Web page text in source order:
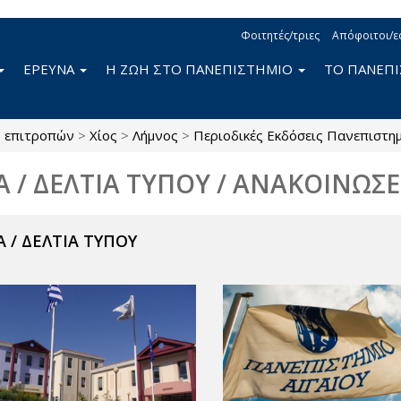
Φοιτητές/τριες Απόφοιτοι/
ΕΡΕΥΝΑ Η ΖΩΗ ΣΤΟ ΠΑΝΕΠΙΣΤΗΜΙΟ ΤΟ
επιτροπών > Χίος > Λήμνος > Περιοδικές Εκδόσεις
/ ΔΕΛΤΙΑ ΤΥΠΟΥ /
/ ΔΕΛΤΙΑ ΤΥΠΟΥ